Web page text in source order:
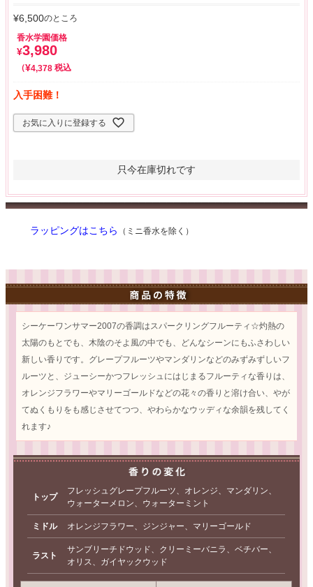
¥6,500のところ
香水学園価格
¥3,980
¥4,378 税込
入手困難！
お気に入りに登録する
只今在庫切れです
ラッピングはこちら （ミニ香水を除く）
シーケーワンサマー2007の香調はスパークリングフルーティ☆灼熱の
太陽のもとでも、木陰のそよ風の中でも、どんなシーンにもふさわしい
新しい香りです。グレープフルーツやマンダリンなどのみずみずしいフ
ルーツと、ジューシーかつフレッシュにはじまるフルーティな香りは、
オレンジフラワーやマリーゴールドなどの花々の香りと溶け合い、やが
てぬくもりをも感じさせてつつ、やわらかなウッディな余韻を残してく
れます♪
トップ
フレッシュグレープフルーツ、オレンジ、マンダリン、
ウォーターメロン、ウォーターミント
ミドル オレンジフラワー、ジンジャー、マリーゴールド
ラスト
サンブリーチドウッド、クリーミーバニラ、ベチバー、
オリス、ガイヤックウッド